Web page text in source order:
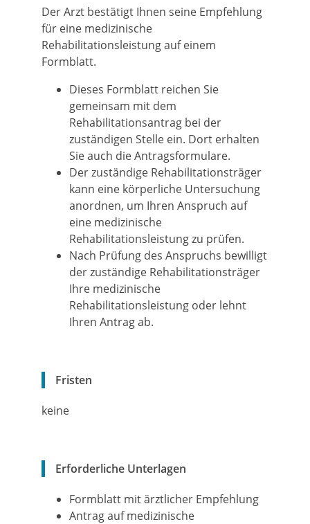
Der Arzt bestätigt Ihnen seine Empfehlung
für eine medizinische
Rehabilitationsleistung auf einem
Formblatt.
Dieses Formblatt reichen Sie
gemeinsam mit dem
Rehabilitationsantrag bei der
zuständigen Stelle ein. Dort erhalten
Sie auch die Antragsformulare.
Der zuständige Rehabilitationsträger
kann eine körperliche Untersuchung
anordnen, um Ihren Anspruch auf
eine medizinische
Rehabilitationsleistung zu prüfen.
Nach Prüfung des Anspruchs bewilligt
der zuständige Rehabilitationsträger
Ihre medizinische
Rehabilitationsleistung oder lehnt
Ihren Antrag ab.
Fristen
keine
Erforderliche Unterlagen
Formblatt mit ärztlicher Empfehlung
Antrag auf medizinische